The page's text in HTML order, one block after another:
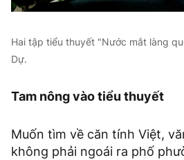
Hai tập tiểu thuyết "Nước mắt làng
Dự.
Tam nông vào tiểu thuyết
Muốn tìm về căn tính Việt,
không phải ngoái ra phố